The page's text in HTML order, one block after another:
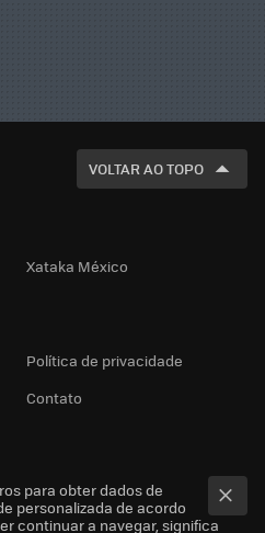
VOLTAR AO TOPO
Xataka México
Política de privacidade
Contato
para obter dados de
personalizada de acordo
continuar a navegar, significa